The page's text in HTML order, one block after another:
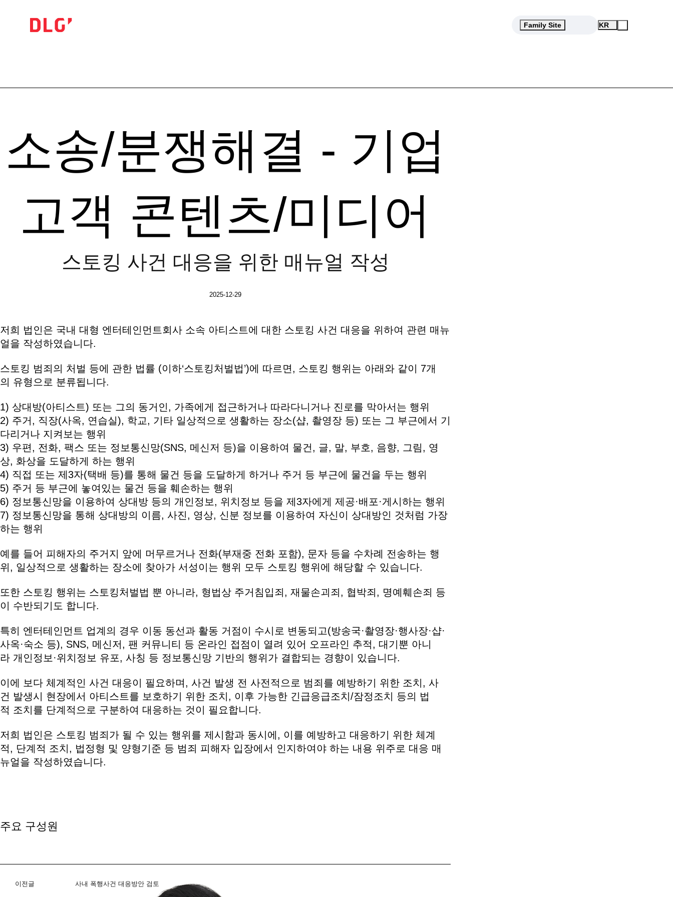
Test
Logo
Family Site KR
Recent Business Cases
소송/분쟁해결 - 기업
고객 콘텐츠/미디어
스토킹 사건 대응을 위한 매뉴얼 작성
2025-12-29
본문
저희 법인은 국내 대형 엔터테인먼트회사 소속 아티스트에 대한 스토킹 사건 대응을 위하여 관련 매뉴
얼을 작성하였습니다.
스토킹 범죄의 처벌 등에 관한 법률 (이하‘스토킹처벌법’)에 따르면, 스토킹 행위는 아래와 같이 7개
의 유형으로 분류됩니다.
1) 상대방(아티스트) 또는 그의 동거인, 가족에게 접근하거나 따라다니거나 진로를 막아서는 행위
2) 주거, 직장(사옥, 연습실), 학교, 기타 일상적으로 생활하는 장소(샵, 촬영장 등) 또는 그 부근에서 기
다리거나 지켜보는 행위
3) 우편, 전화, 팩스 또는 정보통신망(SNS, 메신저 등)을 이용하여 물건, 글, 말, 부호, 음향, 그림, 영
상, 화상을 도달하게 하는 행위
4) 직접 또는 제3자(택배 등)를 통해 물건 등을 도달하게 하거나 주거 등 부근에 물건을 두는 행위
5) 주거 등 부근에 놓여있는 물건 등을 훼손하는 행위
6) 정보통신망을 이용하여 상대방 등의 개인정보, 위치정보 등을 제3자에게 제공·배포·게시하는 행위
7) 정보통신망을 통해 상대방의 이름, 사진, 영상, 신분 정보를 이용하여 자신이 상대방인 것처럼 가장
하는 행위
예를 들어 피해자의 주거지 앞에 머무르거나 전화(부재중 전화 포함), 문자 등을 수차례 전송하는 행
위, 일상적으로 생활하는 장소에 찾아가 서성이는 행위 모두 스토킹 행위에 해당할 수 있습니다.
또한 스토킹 행위는 스토킹처벌법 뿐 아니라, 형법상 주거침입죄, 재물손괴죄, 협박죄, 명예훼손죄 등
이 수반되기도 합니다.
특히 엔터테인먼트 업계의 경우 이동 동선과 활동 거점이 수시로 변동되고(방송국·촬영장·행사장·샵·
사옥·숙소 등), SNS, 메신저, 팬 커뮤니티 등 온라인 접점이 열려 있어 오프라인 추적, 대기뿐 아니
라 개인정보·위치정보 유포, 사칭 등 정보통신망 기반의 행위가 결합되는 경향이 있습니다.
이에 보다 체계적인 사건 대응이 필요하며, 사건 발생 전 사전적으로 범죄를 예방하기 위한 조치, 사
건 발생시 현장에서 아티스트를 보호하기 위한 조치, 이후 가능한 긴급응급조치/잠정조치 등의 법
적 조치를 단계적으로 구분하여 대응하는 것이 필요합니다.
저희 법인은 스토킹 범죄가 될 수 있는 행위를 제시함과 동시에, 이를 예방하고 대응하기 위한 체계
적, 단계적 조치, 법정형 및 양형기준 등 범죄 피해자 입장에서 인지하여야 하는 내용 위주로 대응 매
뉴얼을 작성하였습니다.
주요 구성원
이전글 사내 폭행사건 대응방안 검토